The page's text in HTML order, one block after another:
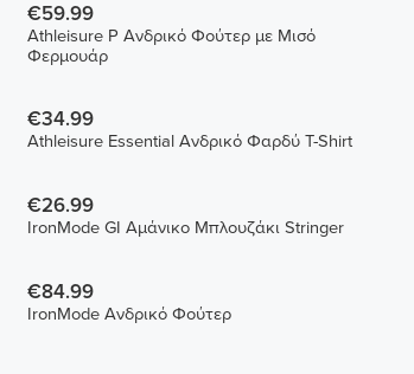
€59.99
Athleisure P Ανδρικό Φούτερ με Μισό
Φερμουάρ
€34.99
Athleisure Essential Ανδρικό Φαρδύ T-Shirt
€26.99
IronMode GI Αμάνικο Μπλουζάκι Stringer
€84.99
IronMode Ανδρικό Φούτερ